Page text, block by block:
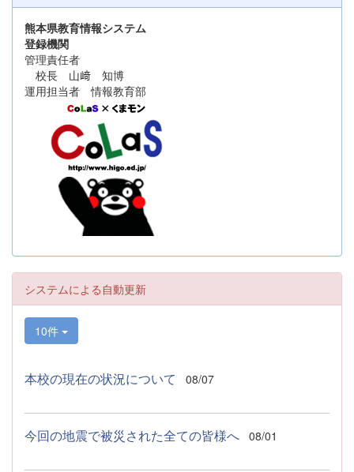
熊本県教育情報システム
登録機関
管理責任者
校長 山﨑 知博
運用担当者 情報教育部
システムによる自動更新
10件
本校の現在の状況について 08/07
今回の地震で被災された全ての皆様へ 08/01